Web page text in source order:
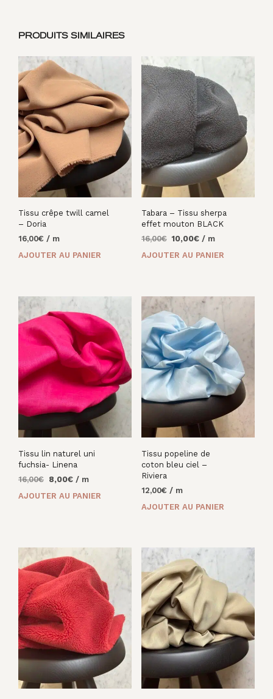
PRODUITS SIMILAIRES
Tissu crêpe twill camel
– Doria
16,00€ / m
AJOUTER AU PANIER
Tabara – Tissu sherpa
effet mouton BLACK
16,00€ Le
10,00€Le/ m
AJOUTER AU PANIER
Tissu lin naturel uni
fuchsia- Linena
16,00€ Le
initial
8,00€Le
actuel
/ m
AJOUTER AU PANIER
Tissu popeline de
coton bleu ciel –
Riviera
12,00€ / m
AJOUTER AU PANIER